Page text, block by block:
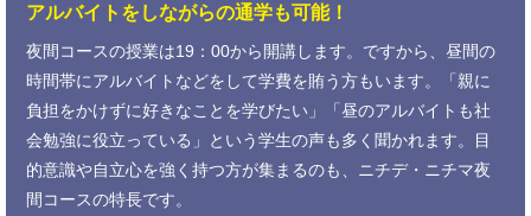
アルバイトをしながらの通学も可能！
夜間コースの授業は19：00から開講します。ですから、昼間の
時間帯にアルバイトなどをして学費を賄う方もいます。「親に
負担をかけずに好きなことを学びたい」「昼のアルバイトも社
会勉強に役立っている」という学生の声も多く聞かれます。目
的意識や自立心を強く持つ方が集まるのも、ニチデ・ニチマ夜
間コースの特長です。